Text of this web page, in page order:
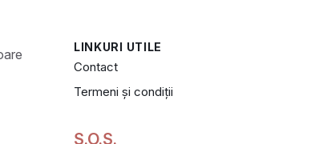
LINKURI UTILE
Contact
Termeni și condiții
S.O.S.